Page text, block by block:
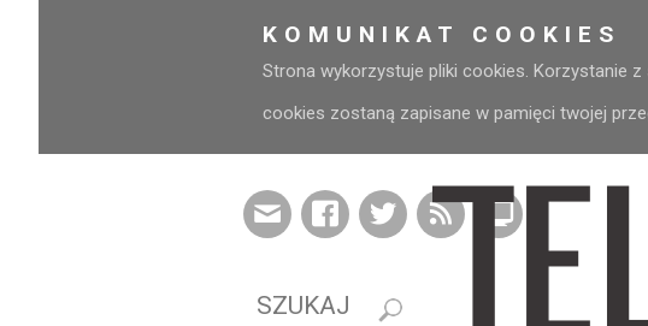
KOMUNIKAT COOKIES
Strona wykorzystuje pliki cookies. Korzystanie
cookies zostaną zapisane w pamięci twojej